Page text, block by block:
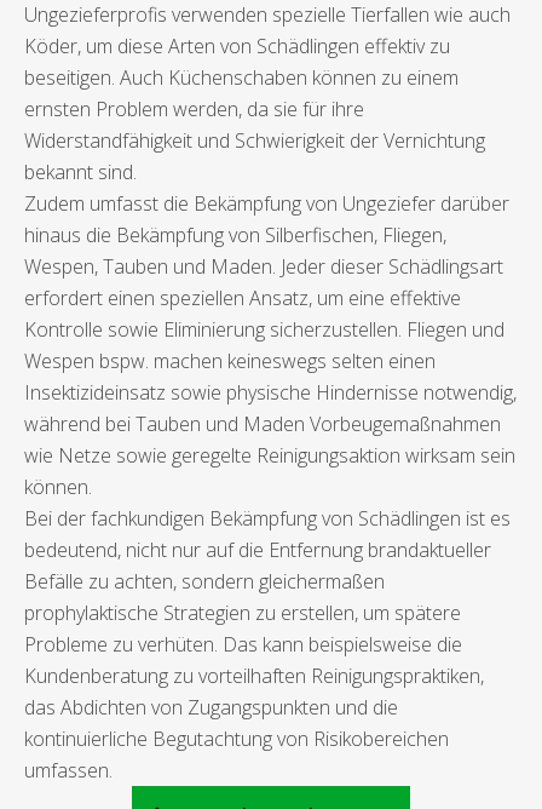
Ungezieferprofis verwenden spezielle Tierfallen wie auch
Köder, um diese Arten von Schädlingen effektiv zu
beseitigen. Auch Küchenschaben können zu einem
ernsten Problem werden, da sie für ihre
Widerstandfähigkeit und Schwierigkeit der Vernichtung
bekannt sind.
Zudem umfasst die Bekämpfung von Ungeziefer darüber
hinaus die Bekämpfung von Silberfischen, Fliegen,
Wespen, Tauben und Maden. Jeder dieser Schädlingsart
erfordert einen speziellen Ansatz, um eine effektive
Kontrolle sowie Eliminierung sicherzustellen. Fliegen und
Wespen bspw. machen keineswegs selten einen
Insektizideinsatz sowie physische Hindernisse notwendig,
während bei Tauben und Maden Vorbeugemaßnahmen
wie Netze sowie geregelte Reinigungsaktion wirksam sein
können.
Bei der fachkundigen Bekämpfung von Schädlingen ist es
bedeutend, nicht nur auf die Entfernung brandaktueller
Befälle zu achten, sondern gleichermaßen
prophylaktische Strategien zu erstellen, um spätere
Probleme zu verhüten. Das kann beispielsweise die
Kundenberatung zu vorteilhaften Reinigungspraktiken,
das Abdichten von Zugangspunkten und die
kontinuierliche Begutachtung von Risikobereichen
umfassen.